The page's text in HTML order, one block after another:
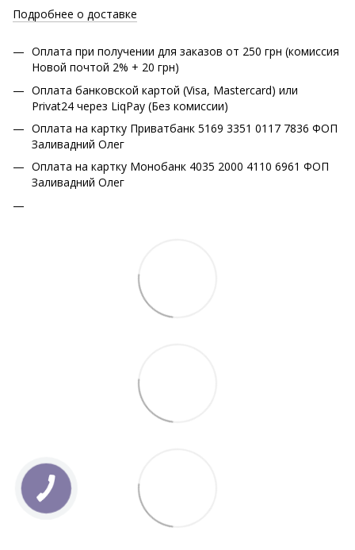
Подробнее о доставке
Оплата при получении для заказов от 250 грн (комиссия
Новой почтой 2% + 20 грн)
Оплата банковской картой (Visa, Mastercard) или
Privat24 через LiqPay (Без комиссии)
Оплата на картку Приватбанк 5169 3351 0117 7836 ФОП
Заливадний Олег
Оплата на картку Монобанк 4035 2000 4110 6961 ФОП
Заливадний Олег